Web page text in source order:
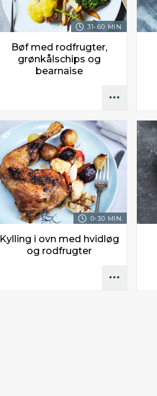
31-60 MIN.
Bøf med rodfrugter,
grønkålschips og
bearnaise
0-30 MIN.
Kylling i ovn med hvidløg
og rodfrugter